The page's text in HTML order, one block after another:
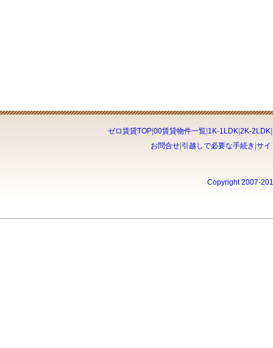
ゼロ賃貸TOP| 00賃貸物件一覧| 1K-1LDK| 2K-2LDK|
お問合せ 引越しで必要な手続き サイ
Copyright 2007-